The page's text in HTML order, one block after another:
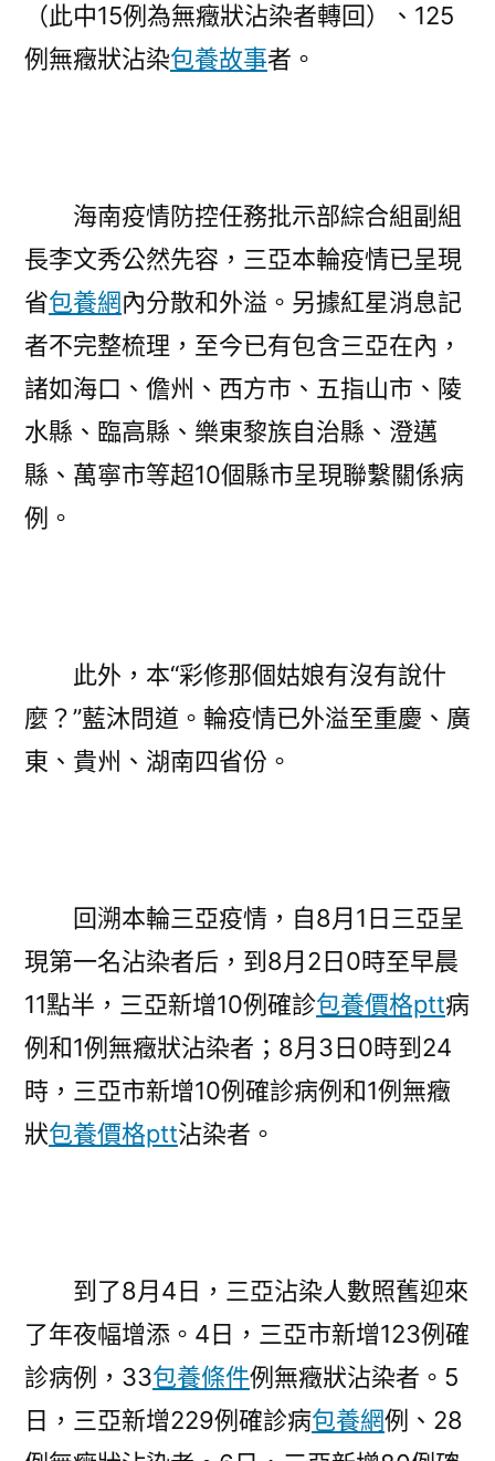
（此中15例為無癥狀沾染者轉回）、125
例無癥狀沾染包養故事者。
海南疫情防控任務批示部綜合組副組
長李文秀公然先容，三亞本輪疫情已呈現
省包養網內分散和外溢。另據紅星消息記
者不完整梳理，至今已有包含三亞在內，
諸如海口、儋州、西方市、五指山市、陵
水縣、臨高縣、樂東黎族自治縣、澄邁
縣、萬寧市等超10個縣市呈現聯繫關係病
例。
此外，本“彩修那個姑娘有沒有說什
麼？”藍沐問道。輪疫情已外溢至重慶、廣
東、貴州、湖南四省份。
回溯本輪三亞疫情，自8月1日三亞呈
現第一名沾染者后，到8月2日0時至早晨
11點半，三亞新增10例確診包養價格ptt病
例和1例無癥狀沾染者；8月3日0時到24
時，三亞市新增10例確診病例和1例無癥
狀包養價格ptt沾染者。
到了8月4日，三亞沾染人數照舊迎來
了年夜幅增添。4日，三亞市新增123例確
診病例，33包養條件例無癥狀沾染者。5
日，三亞新增229例確診病包養網例、28